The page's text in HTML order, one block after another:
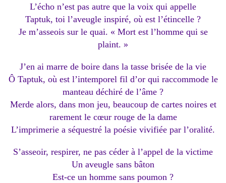
L’écho n’est pas autre que la voix qui appelle
Taptuk, toi l’aveugle inspiré, où est l’étincelle ?
Je m’asseois sur le quai. « Mort est l’homme qui se
plaint. »
J’en ai marre de boire dans la tasse brisée de la vie
Ô Taptuk, où est l’intemporel fil d’or qui raccommode le
manteau déchiré de l’âme ?
Merde alors, dans mon jeu, beaucoup de cartes noires et
rarement le cœur rouge de la dame
L’imprimerie a séquestré la poésie vivifiée par l’oralité.
S’asseoir, respirer, ne pas céder à l’appel de la victime
Un aveugle sans bâton
Est-ce un homme sans poumon ?